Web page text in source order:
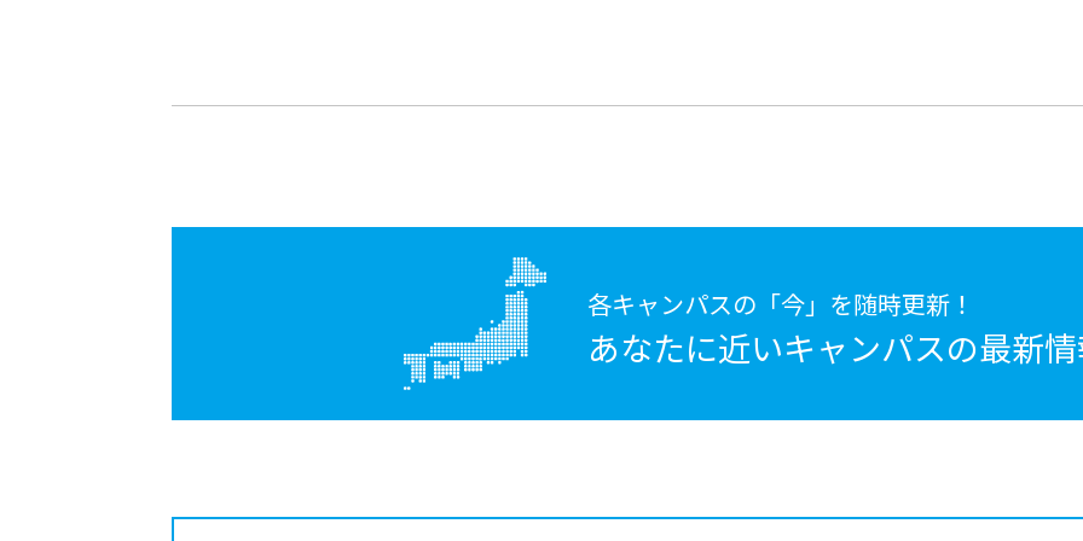
各キャンパスの「今」を随時更新！
あなたに近いキャンパスの最新